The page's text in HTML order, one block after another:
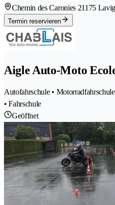
Chemin des Caronies 21175
Termin reservieren
Aigle Auto-Moto
Autofahrschule •
• Fahrschule
Geöffnet